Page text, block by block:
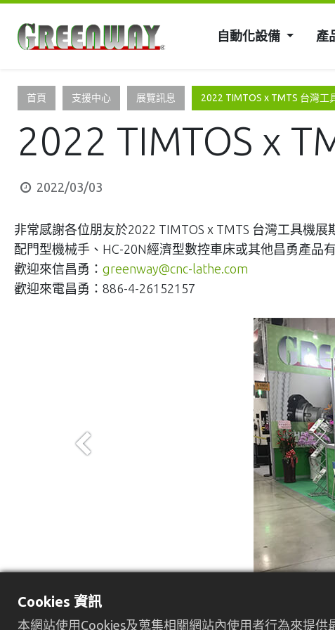
自動化設備 產
首頁 支援中心 展覽訊息 2022 TIMTOS x TMTS 台灣工
2022 TIMTOS x
2022/03/03
非常感謝各位朋友於2022 TIMTOS x TMTS 台灣工具機
配門型機械手、HC-20N經濟型數控車床或其他昌勇產品
歡迎來信昌勇： greenway@cnc-lathe.com
歡迎來電昌勇：886-4-26152157
Previous
Cookies 資訊
本網站使用Cookies及蒐集相關網站內使用者行為來提